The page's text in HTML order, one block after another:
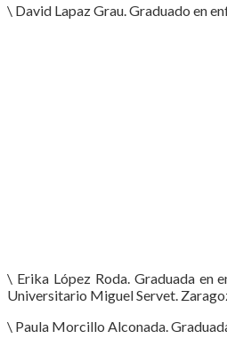
\ David Lapaz Grau. Graduado en
\ Erika López Roda. Graduada en
Universitario Miguel Servet.
\ Paula Morcillo Alconada.